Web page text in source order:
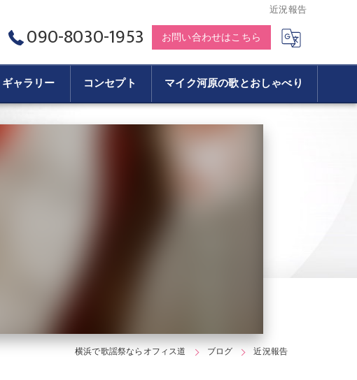
近況報告
090-8030-1953 お問い合わせはこちら
ギャラリー コンセプト マイク河原の歌とおしゃべり
横浜で歌謡祭ならオフィス道 ブログ 近況報告